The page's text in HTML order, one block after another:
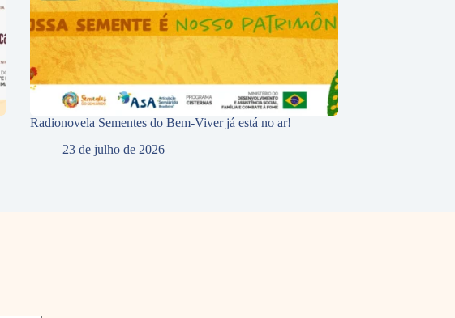
Radionovela Sementes do Bem-Viver já está no ar!
23 de julho de 2026